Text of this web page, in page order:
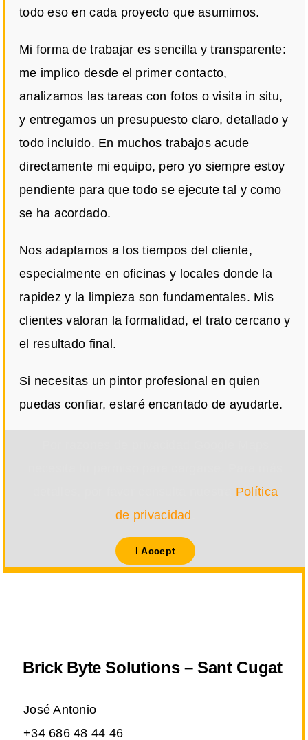
todo eso en cada proyecto que asumimos.
Mi forma de trabajar es sencilla y transparente:
me implico desde el primer contacto,
analizamos las tareas con fotos o visita in situ,
y entregamos un presupuesto claro, detallado y
todo incluido. En muchos trabajos acude
directamente mi equipo, pero yo siempre estoy
pendiente para que todo se ejecute tal y como
se ha acordado.
Nos adaptamos a los tiempos del cliente,
especialmente en oficinas y locales donde la
rapidez y la limpieza son fundamentales. Mis
clientes valoran la formalidad, el trato cercano y
el resultado final.
Si necesitas un pintor profesional en quien
puedas confiar, estaré encantado de ayudarte.
Política
de privacidad
I Accept
Brick Byte Solutions – Sant Cugat
José Antonio
+34 686 48 44 46